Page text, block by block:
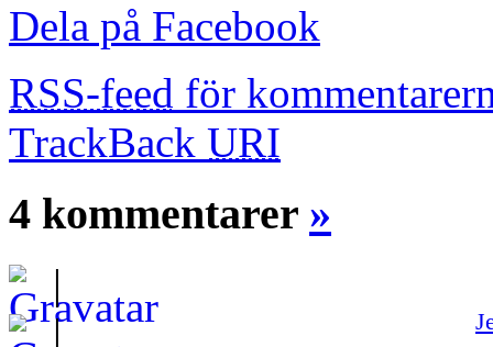
Dela på Facebook
RSS-feed för
TrackBack URI
4 kommentarer »
|
|